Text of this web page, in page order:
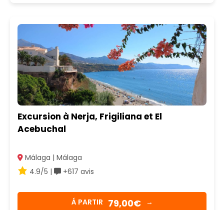
Excursion à Nerja, Frigiliana et El
Acebuchal
Málaga | Málaga
4.9/5 |
+617 avis
Á PARTIR 79,00€ →